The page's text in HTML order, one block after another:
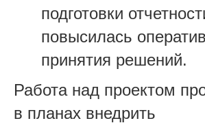
подготовки
повысилась
принятия решений.
Работа над проектом
в планах внедрить